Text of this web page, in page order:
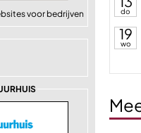
voor bedrijven do
19
wo